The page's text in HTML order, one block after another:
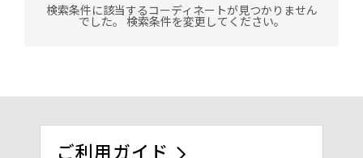
検索条件に該当するコーディネートが見つかりません
でした。 検索条件を変更してください。
ご利用ガイド